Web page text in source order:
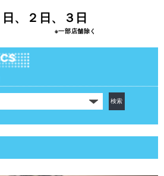
日、２日、３日
※一部店舗除く